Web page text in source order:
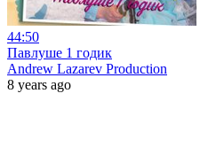
44:50
Павлуше 1 годик
Andrew Lazarev Production
8 years ago